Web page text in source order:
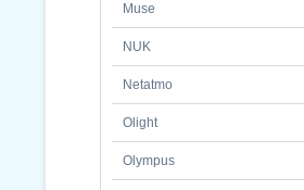
Muse
NUK
Netatmo
Olight
Olympus